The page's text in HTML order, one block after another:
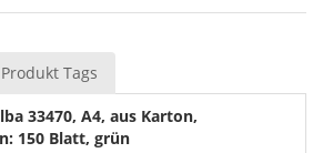
Produkt Tags
33470, A4, aus Karton,
150 Blatt, grün